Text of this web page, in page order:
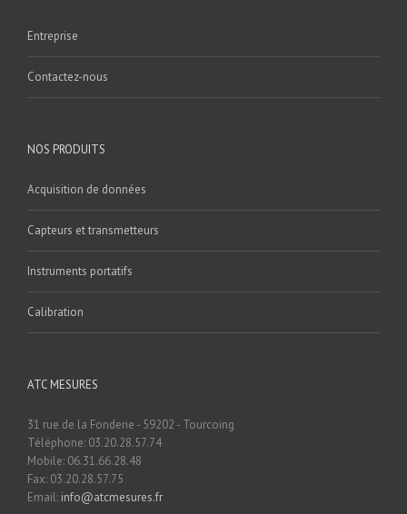
Entreprise
Contactez-nous
NOS PRODUITS
Acquisition de données
Capteurs et transmetteurs
Instruments portatifs
Calibration
ATC MESURES
31 rue de la Fonderie - 59202 - Tourcoing
Téléphone: 03.20.28.57.74
Mobile: 06.31.66.28.48
Fax: 03.20.28.57.75
Email: info@atcmesures.fr